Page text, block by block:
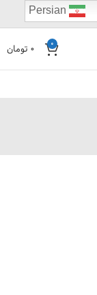
0
0 تومان